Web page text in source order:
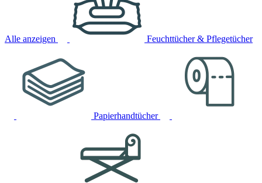
Alle anzeigen Feuchttücher & Pflegetücher
Papierhandtücher